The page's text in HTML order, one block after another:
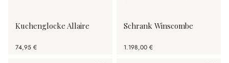
Kuchenglocke Allaire
74,95 €
Schrank Winscombe
1.198,00 €